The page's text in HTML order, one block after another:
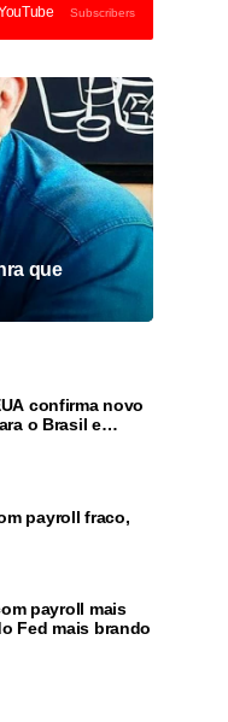
Subscribers
que
confirma novo
o Brasil e
payroll fraco,
payroll mais
Fed mais brando